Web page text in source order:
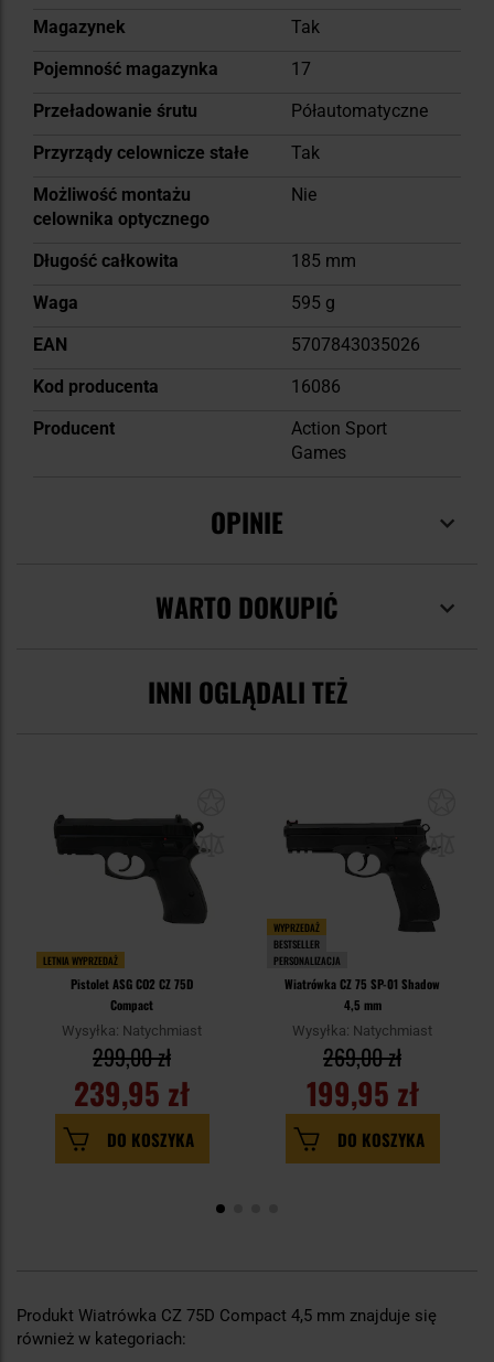
Magazynek
Tak
Pojemność magazynka
17
Przeładowanie śrutu
Półautomatyczne
Przyrządy celownicze stałe
Tak
Możliwość montażu
celownika optycznego
Nie
Długość całkowita
185 mm
Waga
595 g
EAN
5707843035026
Kod producenta
16086
Producent
Action Sport
Games
OPINIE
WARTO DOKUPIĆ
INNI OGLĄDALI TEŻ
LETNIA WYPRZEDAŻ
Pistolet ASG CO2 CZ 75D
Compact
Wysyłka: Natychmiast
239,95 zł
299,00 zł
DO KOSZYKA
WYPRZEDAŻ
BESTSELLER
PERSONALIZACJA
Wiatrówka CZ 75 SP-01 Shadow
4,5 mm
Wysyłka: Natychmiast
199,95 zł
269,00 zł
DO KOSZYKA
Produkt Wiatrówka CZ 75D Compact 4,5 mm znajduje się
również w kategoriach: